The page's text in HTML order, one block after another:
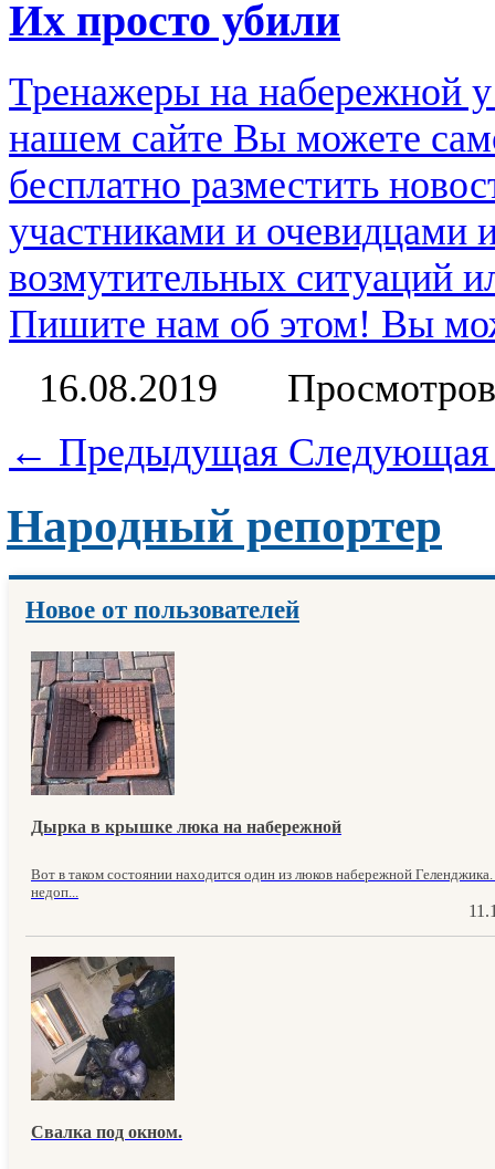
Их просто убили
Тренажеры на набережной
нашем сайте Вы можете
бесплатно разместить
участниками и очевидцами
возмутительных ситуаций
Пишите нам об этом! Вы
16.08.2019
← Предыдущая
Народный репортер
Новое от пользователей
Дырка в крышке люка на набережной
Вот в таком состоянии находится один из люков набережной
недоп...
Свалка под окном.